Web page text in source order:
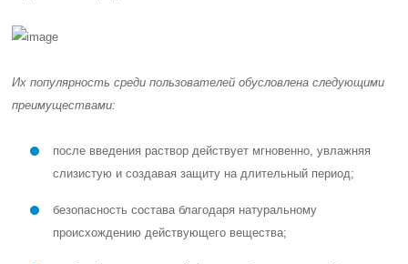
Их популярность среди пользователей обусловлена следующими
преимуществами:
после введения раствор действует мгновенно, увлажняя
слизистую и создавая защиту на длительный период;
безопасность состава благодаря натуральному
происхождению действующего вещества;